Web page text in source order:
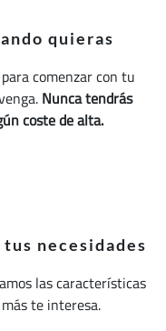
quieras
comenzar con tu
Nunca tendrás
coste de alta.
tus necesidades
las características
te interesa.